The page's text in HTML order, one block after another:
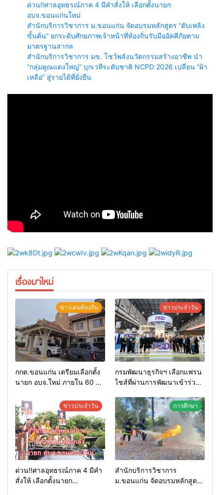
ด่วน!!ศาลอุทธรณ์ภาค 4 มีคำสั่งให้ เลือกตั้งนายก
อบจ.ขอนแก่นใหม่
สำนักบริการวิชาการ ม.ขอนแก่น จัดอบรมหลักสูตร “ดับเพลิง
ขั้นต้น” ยกระดับศักยภาพเจ้าหน้าที่ท้องถิ่นรับมืออัคคีภัยตาม
มาตรฐานสากล
สำนักบริการวิชาการ มข. โชว์พลังนวัตกรรมสร้างอาชีพ นำ
“กลุ่มคูณแดงใหญ่” บุกเวทีระดับชาติ NCPD 2026 เปลี่ยน “ผ้า
เหลือ” สู่รายได้ที่ยั่งยืน
เรื่องมาใหม่
ข่าวเด่นท้องถิ่น
กกต.ขอนแก่น เตรียมเลือกตั้ง
นายก อบจ.ใหม่ ภายใน 60 วัน
ทั้งหมด พร้อมระบุ “วัฒนา”ลง
สมัครได้ เพราะไม่มีความผิด
และ กกต.ยกคำร้องไปแล้ว
ข่าวประจำวัน
กรมพัฒนาธุรกิจฯ เลือกแฟรน
ไชส์ที่ผ่านการพัฒนาเข้าร่วม
Thailand by Smart SME
Expo พร้อมมอบรางวัล DBD
Thailand Franchise Award
2026
ข่าวประจำวัน
ด่วน!!ศาลอุทธรณ์ภาค 4 มีคำ
สั่งให้ เลือกตั้งนายก
การศึกษา
สำนักบริการวิชาการ
ม.ขอนแก่น จัดอบรมหลักสูตร